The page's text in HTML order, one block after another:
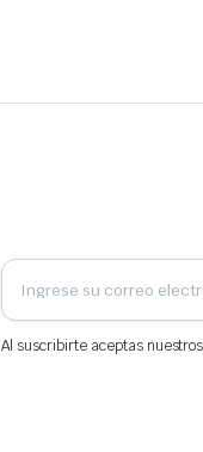
Al suscribirte aceptas